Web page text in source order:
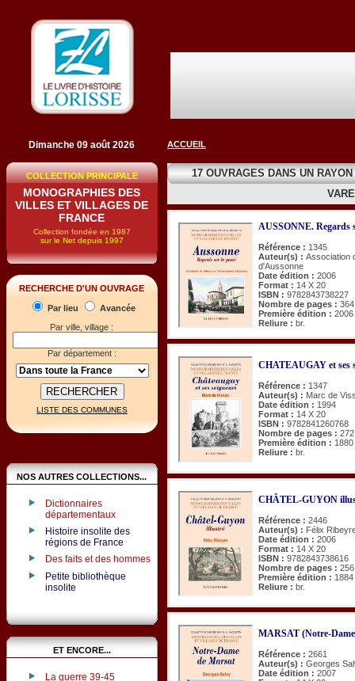
Dimanche 09 août 2026
COLLECTION PRINCIPALE
MONOGRAPHIES DES
VILLES ET VILLAGES DE
FRANCE
Collection fondée en 1987
sur le Net depuis 1997
RECHERCHE D'UN OUVRAGE
Par lieu
Avancée
Par ville, village :
Par département :
LISTE DES COMMUNES
NOS AUTRES COLLECTIONS...
Dictionnaires
départementaux
Histoire insolite des
régions de France
Des faits et des hommes
Petite bibliothèque
insolite
ET ENCORE...
La guerre 39-45
ACCUEIL
17 OUVRAGES DANS UN
AUSSONNE. Regards
Référence : 1345
Auteur(s) : Association
d'Aussonne
Date édition : 2006
Format : 14 X 20
ISBN : 9782843738227
Nombre de pages : 364
Première édition : 2006
Reliure : br.
CHATEAUGAY et ses
Référence : 1347
Auteur(s) : Marc de
Date édition : 1994
Format : 14 X 20
ISBN : 9782841260768
Nombre de pages : 272
Première édition : 1880
Reliure : br.
CHÂTEL-GUYON
Référence : 2446
Auteur(s) : Félix
Date édition : 2006
Format : 14 X 20
ISBN : 9782843738616
Nombre de pages : 256
Première édition : 1884
Reliure : br.
MARSAT (Notre-
Référence : 2661
Auteur(s) : Georges
Date édition : 2007